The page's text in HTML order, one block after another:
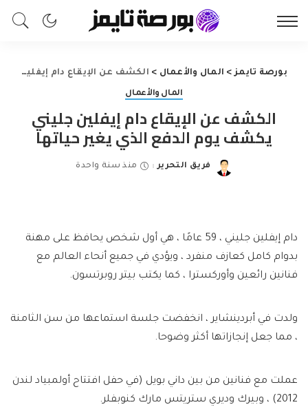
بورصة تايمز> المال والأعمال > الكشف عن الإيقاع دام إيفلين جليني يكشف يوم الدفع الذي يغير حياتها
المال والأعمال
الكشف عن الإيقاع دام إيفلين جليني
يكشف يوم الدفع الذي يغير حياتها
Posted
فريق التحرير منذ سنة واحدة
دام إيفلين جليني ، 59 عامًا ، هي أول شخص يحافظ على مهنة
بدوام كامل كعازف منفرد ، ويؤدي في جميع أنحاء العالم مع
فنانين رائعين وأوركسترا ، كما يكتب بيتر روبرتسون.
ولدت في أبردينشاير ، انخفضت جلسة استماعها من سن الثامنة
، مما جعل إنجازاتها أكثر وضوحا.
عملت مع فنانين من بين داني بويل (في حفل افتتاح أولمبياد لندن
2012) ، وبيرك وديري ستريتس مارك كنوبفلر.